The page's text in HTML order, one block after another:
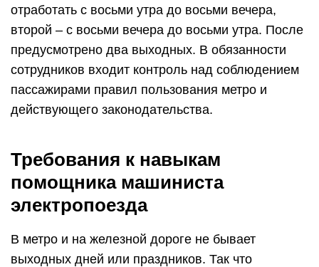
отработать с восьми утра до восьми вечера,
второй – с восьми вечера до восьми утра. После
предусмотрено два выходных. В обязанности
сотрудников входит контроль над соблюдением
пассажирами правил пользования метро и
действующего законодательства.
Требования к навыкам
помощника машиниста
электропоезда
В метро и на железной дороге не бывает
выходных дней или праздников. Так что